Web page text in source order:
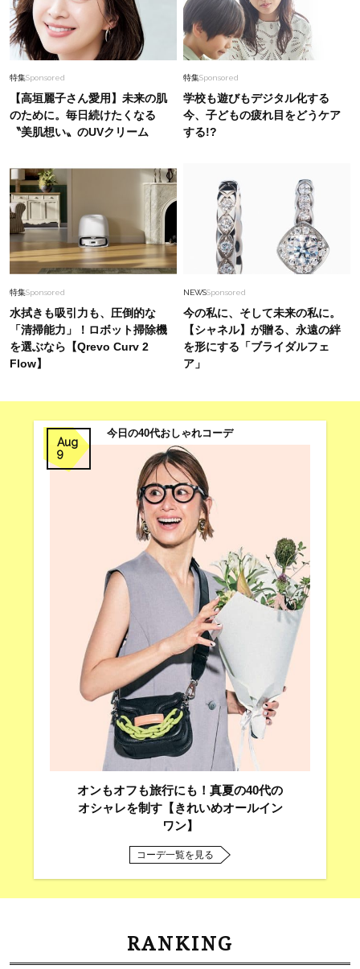
特集Sponsored
【高垣麗子さん愛用】未来の肌
のために。毎日続けたくなる
〝美肌想い〟のUVクリーム
特集Sponsored
学校も遊びもデジタル化する
今、子どもの疲れ目をどうケア
する!?
特集Sponsored
水拭きも吸引力も、圧倒的な
「清掃能力」！ロボット掃除機
を選ぶなら【Qrevo Curv 2
Flow】
NEWSSponsored
今の私に、そして未来の私に。
【シャネル】が贈る、永遠の絆
を形にする「ブライダルフェ
ア」
Aug
9
今日の40代おしゃれコーデ
オンもオフも旅行にも！真夏の40代の
オシャレを制す【きれいめオールイン
ワン】
コーデ一覧を見る
RANKING